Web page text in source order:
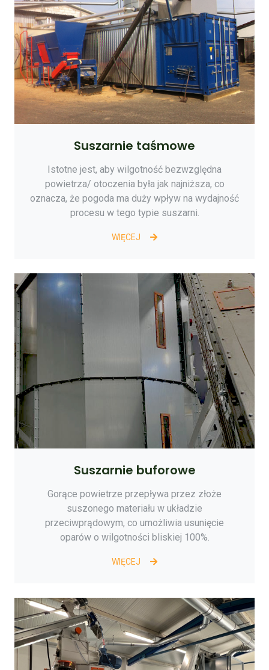
Suszarnie taśmowe
Istotne jest, aby wilgotność bezwzględna
powietrza/ otoczenia była jak najniższa, co
oznacza, że pogoda ma duży wpływ na wydajność
procesu w tego typie suszarni.
WIĘCEJ
Suszarnie buforowe
Gorące powietrze przepływa przez złoże
suszonego materiału w układzie
przeciwprądowym, co umożliwia usunięcie
oparów o wilgotności bliskiej 100%.
WIĘCEJ